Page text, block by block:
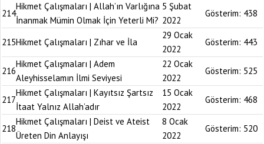
214
Hikmet Çalışmaları | Allah’ın Varlığına
İnanmak Mümin Olmak İçin Yeterli Mi?
5 Şubat
2022
Gösterim: 438
215Hikmet Çalışmaları | Zıhar ve İla
29 Ocak
2022
Gösterim: 443
216
Hikmet Çalışmaları | Adem
Aleyhisselamın İlmi Seviyesi
22 Ocak
2022
Gösterim: 525
217
Hikmet Çalışmaları | Kayıtsız Şartsız
İtaat Yalnız Allah’adır
15 Ocak
2022
Gösterim: 468
218
Hikmet Çalışmaları | Deist ve Ateist
Üreten Din Anlayışı
8 Ocak
2022
Gösterim: 520